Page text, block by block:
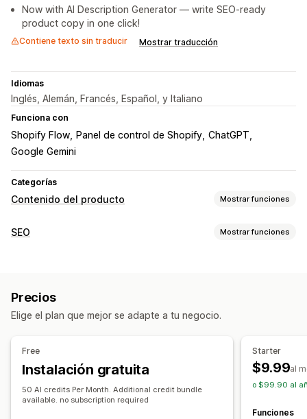
Now with AI Description Generator — write SEO-ready
product copy in one click!
Contiene texto sin traducir Mostrar traducción
Idiomas
Inglés, Alemán, Francés, Español, y Italiano
Funciona con
Shopify Flow Panel de control de Shopify ChatGPT
Google Gemini
Categorías
Contenido del producto Mostrar funciones
Tipos de contenido
Creación de contenido
Generación de IA
Plantillas de instrucciones
Actualizaciones automáticas
SEO
Optimización automática Investigación de palabras clave
Informes y estadísticas
SEO Mostrar funciones
Edición masiva
Optimización del contenido Optimización de metadatos
Monitorear el rendimiento
Informes y estadísticas
Análisis de contenido
Precios
Elige el plan que mejor se adapte a tu negocio.
Free
Instalación gratuita
50 AI credits Per Month. Additional credit bundle
available. no subscription required
Starter
$9.99al
o $99.90 al
Funciones